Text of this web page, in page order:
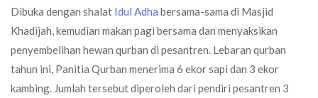
Dibuka dengan shalat Idul Adha bersama-sama di Masjid
Khadijah, kemudian makan pagi bersama dan menyaksikan
penyembelihan hewan qurban di pesantren. Lebaran qurban
tahun ini, Panitia Qurban menerima 6 ekor sapi dan 3 ekor
kambing. Jumlah tersebut diperoleh dari pendiri pesantren 3